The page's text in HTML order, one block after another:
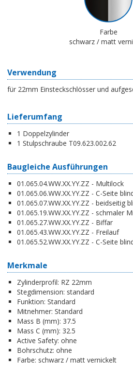
Farbe
schwarz / matt
Verwendung
für 22mm Einsteckschlösser und
Lieferumfang
1 Doppelzylinder
1 Stulpschraube T09.623.002.62
Baugleiche Ausführungen
01.065.04.WW.XX.YY.ZZ - Multilock
01.065.06.WW.XX.YY.ZZ - C-Seite
01.065.07.WW.XX.YY.ZZ - beidseitig
01.065.19.WW.XX.YY.ZZ - schmaler
01.065.27.WW.XX.YY.ZZ - Biffar
01.065.43.WW.XX.YY.ZZ - Freilauf
01.065.52.WW.XX.YY.ZZ - C-Seite
Merkmale
Zylinderprofil: RZ 22mm
Stegdimension: standard
Funktion: Standard
Mitnehmer: Standard
Mass B (mm): 37.5
Mass C (mm): 32.5
Active Safety: ohne
Bohrschutz: ohne
Farbe: schwarz / matt vernickelt